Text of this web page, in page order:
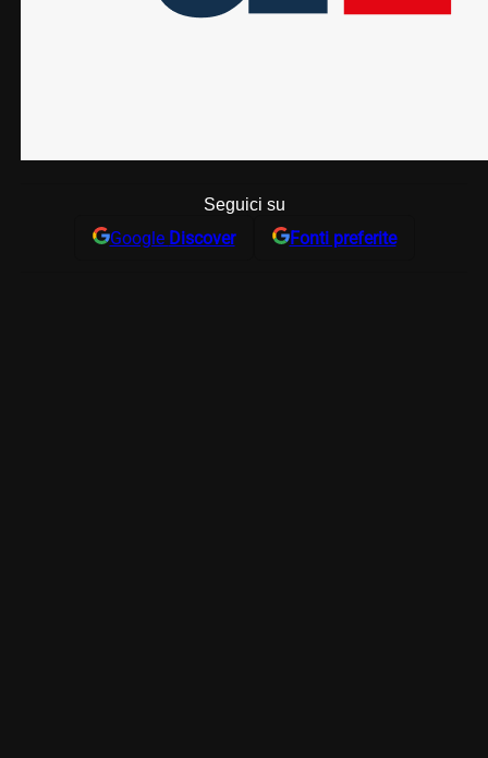
Seguici su
Google Discover Fonti preferite